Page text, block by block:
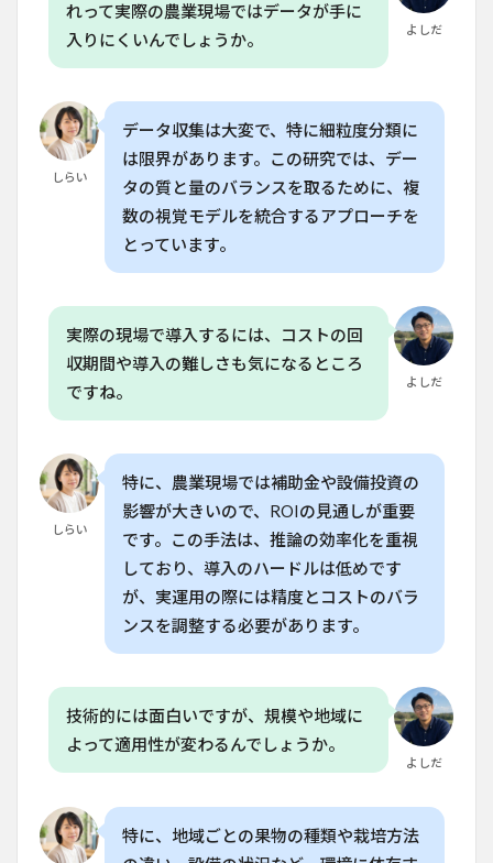
よしだ
れって実際の農業現場ではデータが手に
入りにくいんでしょうか。
しらい
データ収集は大変で、特に細粒度分類に
は限界があります。この研究では、デー
タの質と量のバランスを取るために、複
数の視覚モデルを統合するアプローチを
とっています。
よしだ
実際の現場で導入するには、コストの回
収期間や導入の難しさも気になるところ
ですね。
しらい
特に、農業現場では補助金や設備投資の
影響が大きいので、ROIの見通しが重要
です。この手法は、推論の効率化を重視
しており、導入のハードルは低めです
が、実運用の際には精度とコストのバラ
ンスを調整する必要があります。
よしだ
技術的には面白いですが、規模や地域に
よって適用性が変わるんでしょうか。
特に、地域ごとの果物の種類や栽培方法